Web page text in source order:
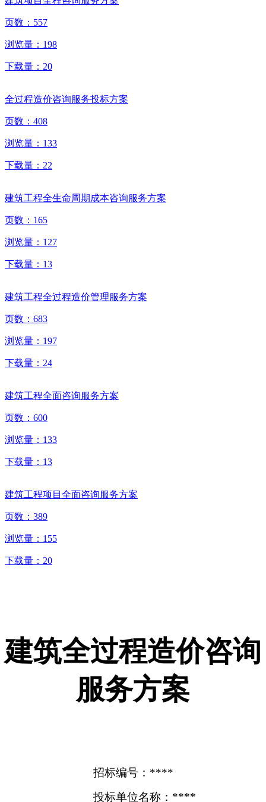
页数： 557
浏览量： 198
下载量： 20
全过程造价咨询服务投标方案
页数： 408
浏览量： 133
下载量： 22
建筑工程全生命周期成本咨询服务方案
页数： 165
浏览量： 127
下载量： 13
建筑工程全过程造价管理服务方案
页数： 683
浏览量： 197
下载量： 24
建筑工程全面咨询服务方案
页数： 600
浏览量： 133
下载量： 13
建筑工程项目全面咨询服务方案
页数： 389
浏览量： 155
下载量： 20
建筑全过程造价咨询
服务方案
招标编号：****
投标单位名称：****